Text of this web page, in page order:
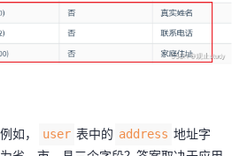
如， user 表中的 address 地址字